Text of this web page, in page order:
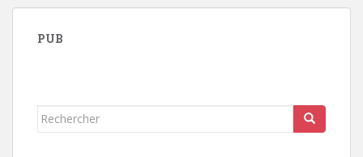
PUB
Rechercher...